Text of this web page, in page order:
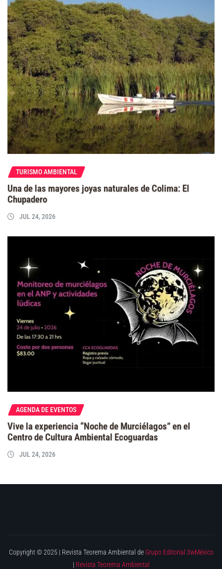
TURISMO AMBIENTAL
Una de las mayores joyas naturales de Colima: El
Chupadero
JUL 24, 2026
AGENDA DE EVENTOS
Vive la experiencia “Noche de Murciélagos” en el
Centro de Cultura Ambiental Ecoguardas
JUL 24, 2026
Copyright © 2025 | Revista Teorema Ambiental de Grupo Editorial 3wMéxico
| Revista Teorema Ambiental